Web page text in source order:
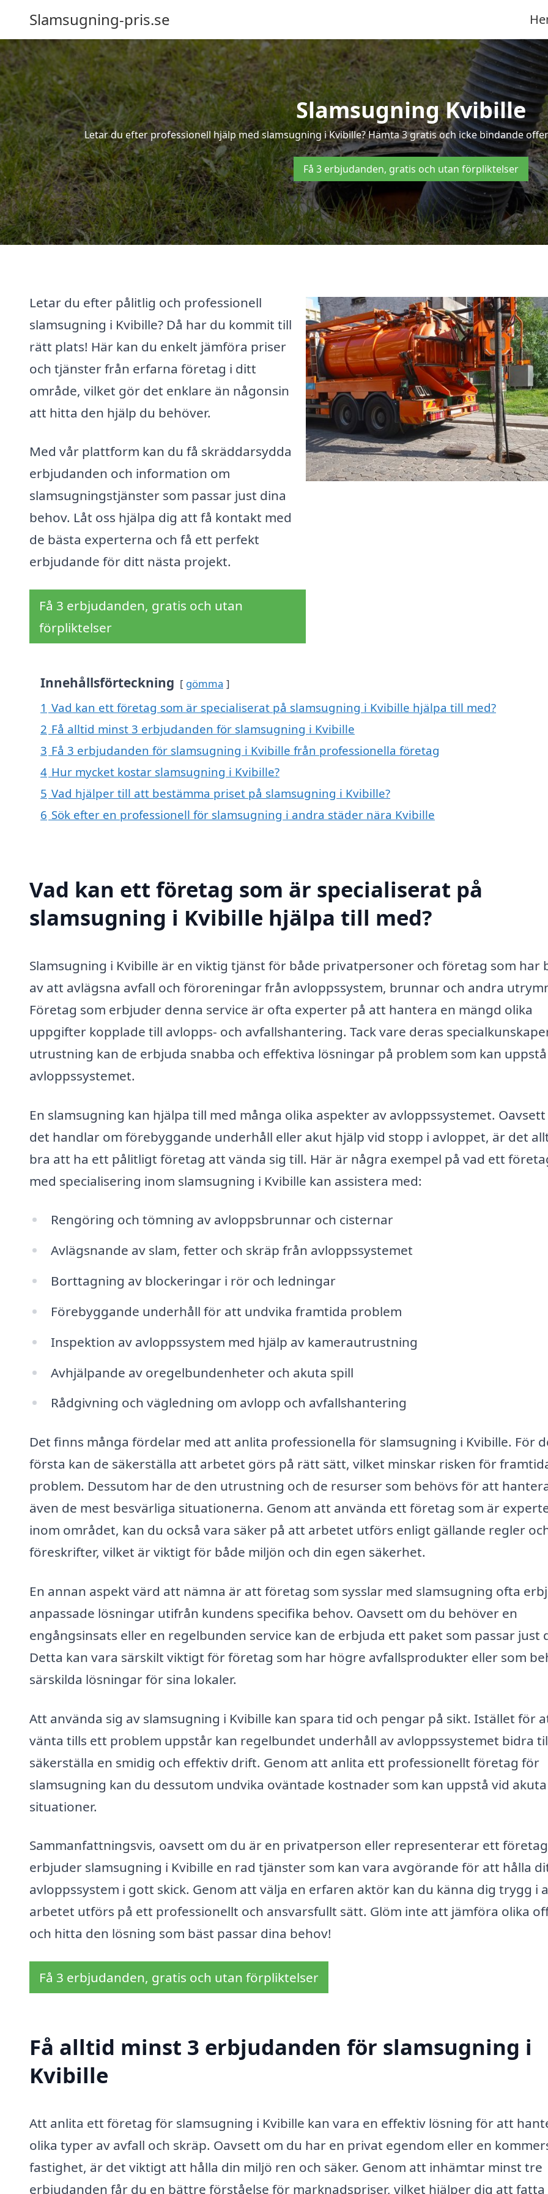
Slamsugning-pris.se
Slamsugning Kvibille
Letar du efter professionell hjälp med slamsugning i Kvibille? Hämta 3 gratis och icke bindande
Få 3 erbjudanden, gratis och utan förpliktelser
Letar du efter pålitlig och professionell
slamsugning i Kvibille? Då har du kommit till
rätt plats! Här kan du enkelt jämföra priser
och tjänster från erfarna företag i ditt
område, vilket gör det enklare än någonsin
att hitta den hjälp du behöver.
Med vår plattform kan du få skräddarsydda
erbjudanden och information om
slamsugningstjänster som passar just dina
behov. Låt oss hjälpa dig att få kontakt med
de bästa experterna och få ett perfekt
erbjudande för ditt nästa projekt.
Få 3 erbjudanden, gratis och utan
förpliktelser
Innehållsförteckning gömma
1 Vad kan ett företag som är specialiserat på slamsugning i Kvibille hjälpa till med?
2 Få alltid minst 3 erbjudanden för slamsugning i Kvibille
3 Få 3 erbjudanden för slamsugning i Kvibille från professionella företag
4 Hur mycket kostar slamsugning i Kvibille?
5 Vad hjälper till att bestämma priset på slamsugning i Kvibille?
6 Sök efter en professionell för slamsugning i andra städer nära Kvibille
Vad kan ett företag som är specialiserat på
slamsugning i Kvibille hjälpa till med?
Slamsugning i Kvibille är en viktig tjänst för både privatpersoner och företag som har
av att avlägsna avfall och föroreningar från avloppssystem, brunnar och andra
Företag som erbjuder denna service är ofta experter på att hantera en mängd olika
uppgifter kopplade till avlopps- och avfallshantering. Tack vare deras
utrustning kan de erbjuda snabba och effektiva lösningar på problem som kan
avloppssystemet.
En slamsugning kan hjälpa till med många olika aspekter av avloppssystemet.
det handlar om förebyggande underhåll eller akut hjälp vid stopp i avloppet, är det
bra att ha ett pålitligt företag att vända sig till. Här är några exempel på vad ett
med specialisering inom slamsugning i Kvibille kan assistera med:
Rengöring och tömning av avloppsbrunnar och cisternar
Avlägsnande av slam, fetter och skräp från avloppssystemet
Borttagning av blockeringar i rör och ledningar
Förebyggande underhåll för att undvika framtida problem
Inspektion av avloppssystem med hjälp av kamerautrustning
Avhjälpande av oregelbundenheter och akuta spill
Rådgivning och vägledning om avlopp och avfallshantering
Det finns många fördelar med att anlita professionella för slamsugning i Kvibille. För
första kan de säkerställa att arbetet görs på rätt sätt, vilket minskar risken för
problem. Dessutom har de den utrustning och de resurser som behövs för att
även de mest besvärliga situationerna. Genom att använda ett företag som är
inom området, kan du också vara säker på att arbetet utförs enligt gällande regler
föreskrifter, vilket är viktigt för både miljön och din egen säkerhet.
En annan aspekt värd att nämna är att företag som sysslar med slamsugning ofta
anpassade lösningar utifrån kundens specifika behov. Oavsett om du behöver en
engångsinsats eller en regelbunden service kan de erbjuda ett paket som passar just
Detta kan vara särskilt viktigt för företag som har högre avfallsprodukter eller som
särskilda lösningar för sina lokaler.
Att använda sig av slamsugning i Kvibille kan spara tid och pengar på sikt. Istället för
vänta tills ett problem uppstår kan regelbundet underhåll av avloppssystemet bidra
säkerställa en smidig och effektiv drift. Genom att anlita ett professionellt företag för
slamsugning kan du dessutom undvika oväntade kostnader som kan uppstå vid akuta
situationer.
Sammanfattningsvis, oavsett om du är en privatperson eller representerar ett
erbjuder slamsugning i Kvibille en rad tjänster som kan vara avgörande för att hålla
avloppssystem i gott skick. Genom att välja en erfaren aktör kan du känna dig trygg i
arbetet utförs på ett professionellt och ansvarsfullt sätt. Glöm inte att jämföra olika
och hitta den lösning som bäst passar dina behov!
Få 3 erbjudanden, gratis och utan förpliktelser
Få alltid minst 3 erbjudanden för slamsugning i
Kvibille
Att anlita ett företag för slamsugning i Kvibille kan vara en effektiv lösning för att
olika typer av avfall och skräp. Oavsett om du har en privat egendom eller en
fastighet, är det viktigt att hålla din miljö ren och säker. Genom att inhämtar minst tre
erbjudanden får du en bättre förståelse för marknadspriser, vilket hjälper dig att